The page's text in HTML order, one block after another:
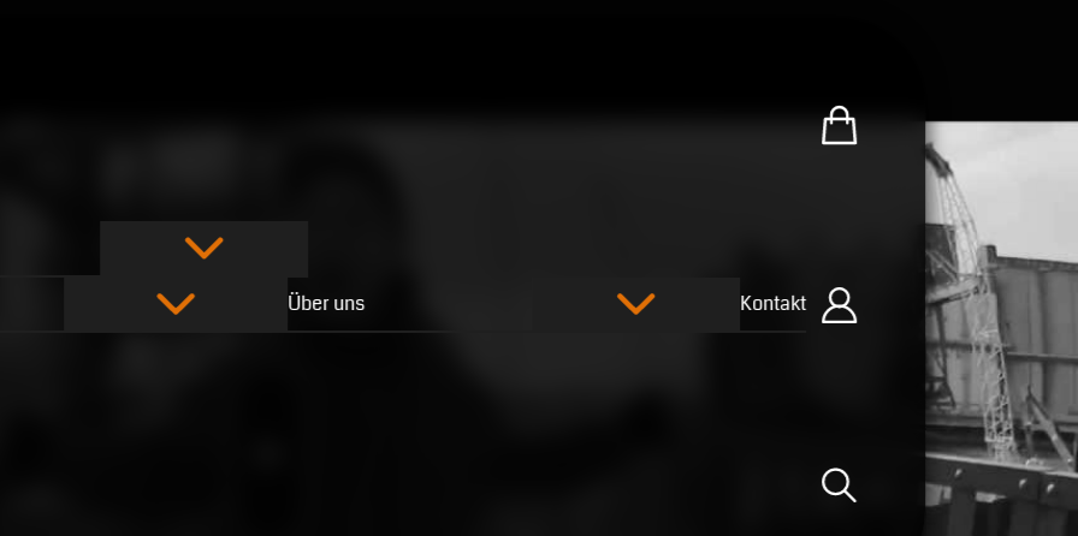
Über uns Kontakt
Zum U.R.B-Merchandise-
Einloggen
Suche öffnen